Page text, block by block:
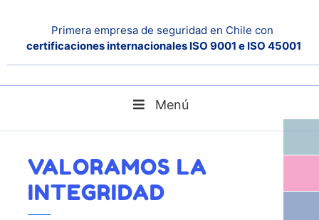
Primera empresa de seguridad en Chile con
certificaciones internacionales ISO 9001 e ISO 45001
Menú
Valoramos la Integridad
VALORAMOS LA
INTEGRIDAD